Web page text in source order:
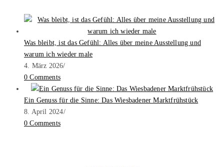
Was bleibt, ist das Gefühl: Alles über meine Ausstellung und
warum ich wieder male
4. März 2026/
0 Comments
Ein Genuss für die Sinne: Das Wiesbadener Marktfrühstück
8. April 2024/
0 Comments